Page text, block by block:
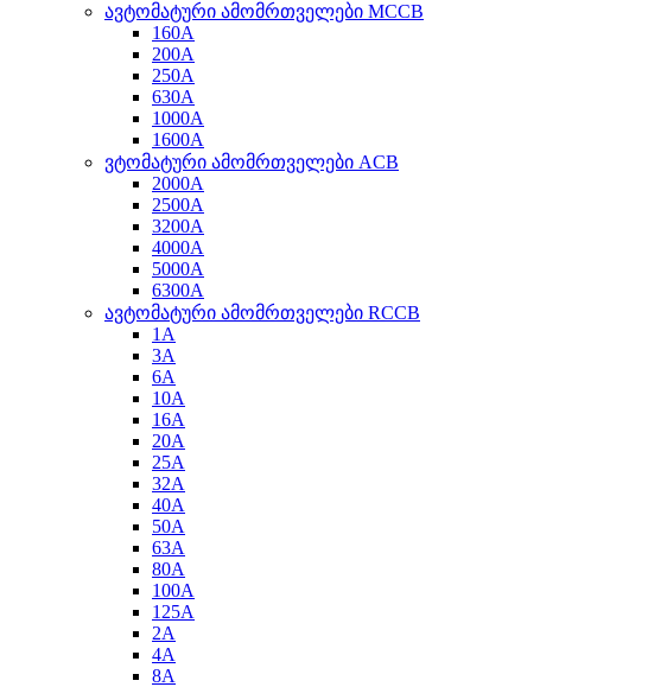
ავტომატური ამომრთველები MCCB
160A
200A
250A
630A
1000A
1600A
ვტომატური ამომრთველები ACB
2000A
2500A
3200A
4000A
5000A
6300A
ავტომატური ამომრთველები RCCB
1A
3A
6A
10A
16A
20A
25A
32A
40A
50A
63A
80A
100A
125A
2A
4A
8A